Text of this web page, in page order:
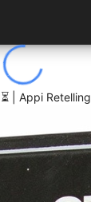
| Appi Retelling